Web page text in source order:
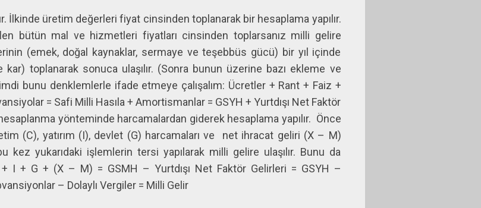
İlkinde üretim değerleri fiyat cinsinden toplanarak bir hesaplama yapılır.
bütün mal ve hizmetleri fiyatları cinsinden toplarsanız milli gelire
(emek, doğal kaynaklar, sermaye ve teşebbüs gücü) bir yıl içinde
toplanarak sonuca ulaşılır. (Sonra bunun üzerine bazı ekleme ve
Şimdi bunu denklemlerle ifade etmeye çalışalım: Ücretler + Rant + Faiz +
= Safi Milli Hasıla + Amortismanlar = GSYH + Yurtdışı Net Faktör
yönteminde harcamalardan giderek hesaplama yapılır. Önce
(C), yatırım (I), devlet (G) harcamaları ve
net ihracat geliri (X – M)
kez yukarıdaki işlemlerin tersi yapılarak milli gelire ulaşılır. Bunu da
+ I + G + (X – M) = GSMH – Yurtdışı Net Faktör Gelirleri = GSYH –
– Dolaylı Vergiler = Milli Gelir